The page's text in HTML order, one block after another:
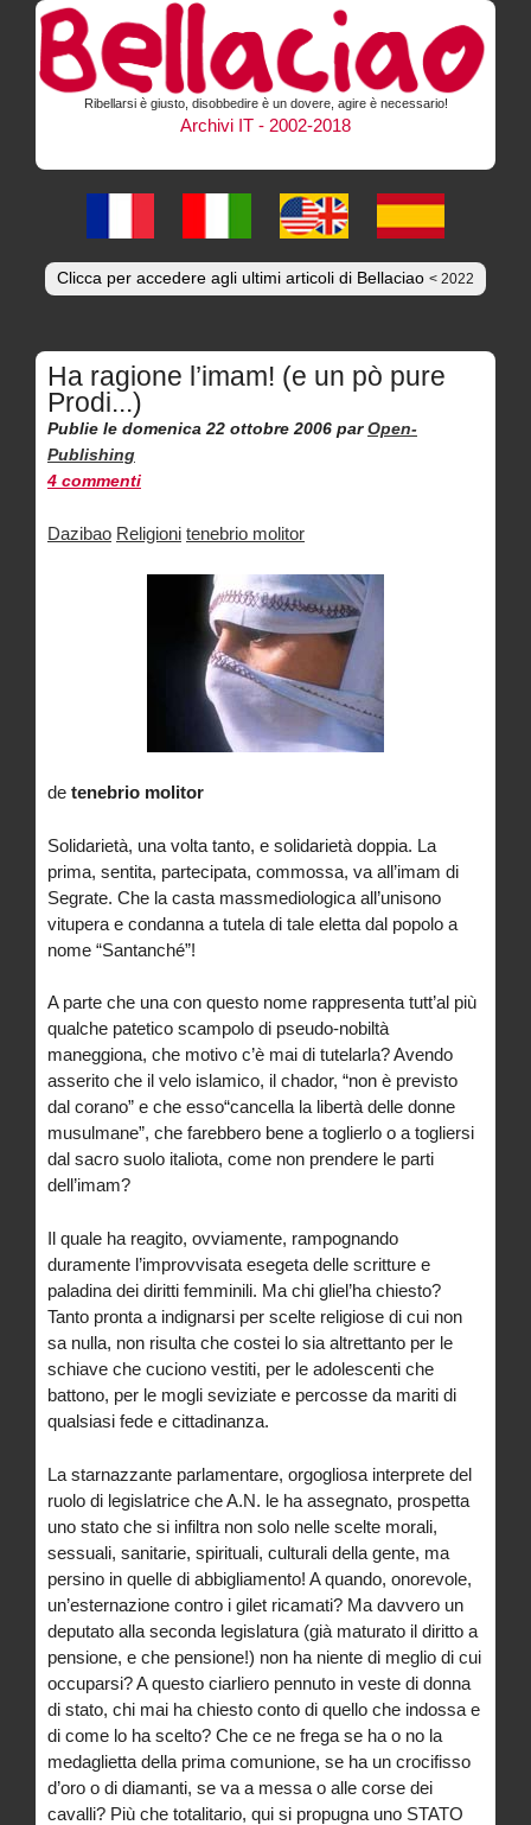
Ribellarsi è giusto, disobbedire è un dovere, agire è necessario!
Archivi IT - 2002-2018
Clicca per accedere agli ultimi articoli di Bellaciao < 2022
Ha ragione l’imam! (e un pò pure
Prodi...)
Publie le domenica 22 ottobre 2006 par Open-
Publishing
4 commenti
Dazibao Religioni tenebrio molitor
de tenebrio molitor
Solidarietà, una volta tanto, e solidarietà doppia. La
prima, sentita, partecipata, commossa, va all’imam di
Segrate. Che la casta massmediologica all’unisono
vitupera e condanna a tutela di tale eletta dal popolo a
nome “Santanché”!
A parte che una con questo nome rappresenta tutt’al più
qualche patetico scampolo di pseudo-nobiltà
maneggiona, che motivo c’è mai di tutelarla? Avendo
asserito che il velo islamico, il chador, “non è previsto
dal corano” e che esso“cancella la libertà delle donne
musulmane”, che farebbero bene a toglierlo o a togliersi
dal sacro suolo italiota, come non prendere le parti
dell’imam?
Il quale ha reagito, ovviamente, rampognando
duramente l’improvvisata esegeta delle scritture e
paladina dei diritti femminili. Ma chi gliel’ha chiesto?
Tanto pronta a indignarsi per scelte religiose di cui non
sa nulla, non risulta che costei lo sia altrettanto per le
schiave che cuciono vestiti, per le adolescenti che
battono, per le mogli seviziate e percosse da mariti di
qualsiasi fede e cittadinanza.
La starnazzante parlamentare, orgogliosa interprete del
ruolo di legislatrice che A.N. le ha assegnato, prospetta
uno stato che si infiltra non solo nelle scelte morali,
sessuali, sanitarie, spirituali, culturali della gente, ma
persino in quelle di abbigliamento! A quando, onorevole,
un’esternazione contro i gilet ricamati? Ma davvero un
deputato alla seconda legislatura (già maturato il diritto a
pensione, e che pensione!) non ha niente di meglio di cui
occuparsi? A questo ciarliero pennuto in veste di donna
di stato, chi mai ha chiesto conto di quello che indossa e
di come lo ha scelto? Che ce ne frega se ha o no la
medaglietta della prima comunione, se ha un crocifisso
d’oro o di diamanti, se va a messa o alle corse dei
cavalli? Più che totalitario, qui si propugna uno STATO